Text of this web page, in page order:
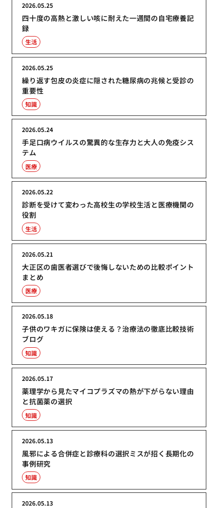
四十度の高熱と激しい咳に耐えた一週間の自宅療養記
録
2026.05.25
生活
繰り返す包皮の炎症に隠された糖尿病の兆候と受診の
重要性
2026.05.25
知識
手足口病ウイルスの驚異的な生存力と大人の免疫シス
テム
2026.05.24
医療
診断を受けて変わった高校生の学校生活と医療機関の
役割
2026.05.22
生活
大正区の歯医者選びで後悔しないための比較ポイント
まとめ
2026.05.21
医療
子供のワキガに保険は使える？治療法の徹底比較技術
ブログ
2026.05.18
知識
薬理学から見たマイコプラズマの熱が下がらない理由
と抗菌薬の選択
2026.05.17
知識
風邪による合併症と診療科の選択ミスが招く長期化の
事例研究
2026.05.13
知識
2026.05.13